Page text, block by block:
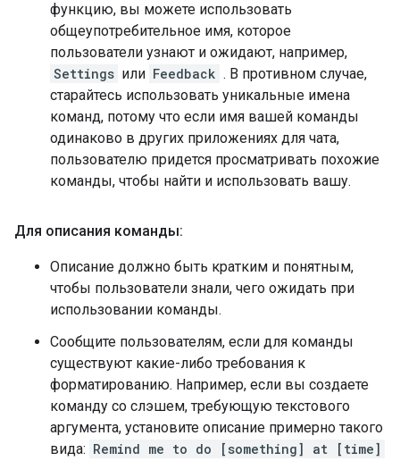
функцию, вы можете использовать
общеупотребительное имя, которое
пользователи узнают и ожидают, например,
Settings или Feedback . В противном случае,
старайтесь использовать уникальные имена
команд, потому что если имя вашей команды
одинаково в других приложениях для чата,
пользователю придется просматривать похожие
команды, чтобы найти и использовать вашу.
Для описания команды:
Описание должно быть кратким и понятным,
чтобы пользователи знали, чего ожидать при
использовании команды.
Сообщите пользователям, если для команды
существуют какие-либо требования к
форматированию. Например, если вы создаете
команду со слэшем, требующую текстового
аргумента, установите описание примерно такого
вида: Remind me to do [something] at [time]